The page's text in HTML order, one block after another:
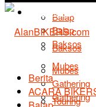
Balap
Baksos
Mubes
Gathering
Acara Bikers
Balap
Baksos
Mubes
Gathering
Touring
Berita
ACARA